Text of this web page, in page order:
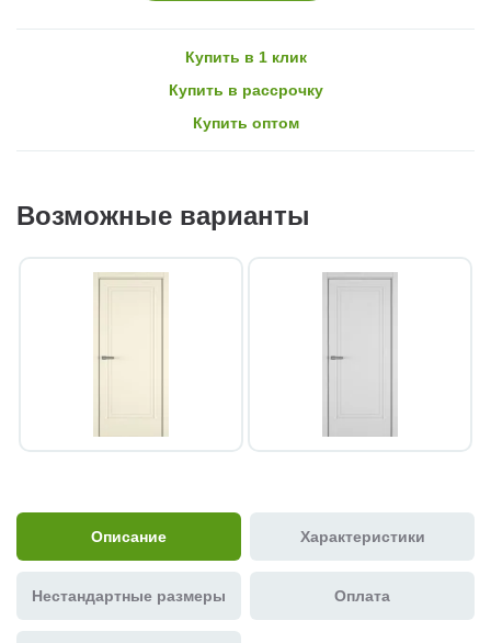
Купить в 1 клик
Купить в рассрочку
Купить оптом
Возможные варианты
Описание Характеристики
Нестандартные размеры Оплата